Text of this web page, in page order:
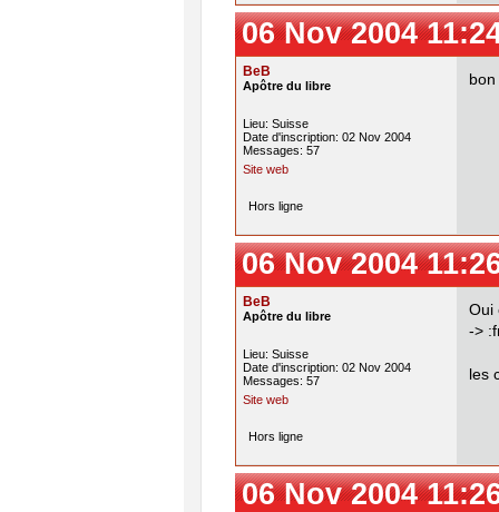
06 Nov 2004
BeB
Apôtre du libre
Lieu: Suisse
Date d'inscription: 02 Nov 2004
Messages: 57
Site web
Hors ligne
06 Nov 2004
BeB
Apôtre du libre
Lieu: Suisse
Date d'inscription: 02 Nov 2004
Messages: 57
Site web
Oui
->
les
Hors ligne
06 Nov 2004